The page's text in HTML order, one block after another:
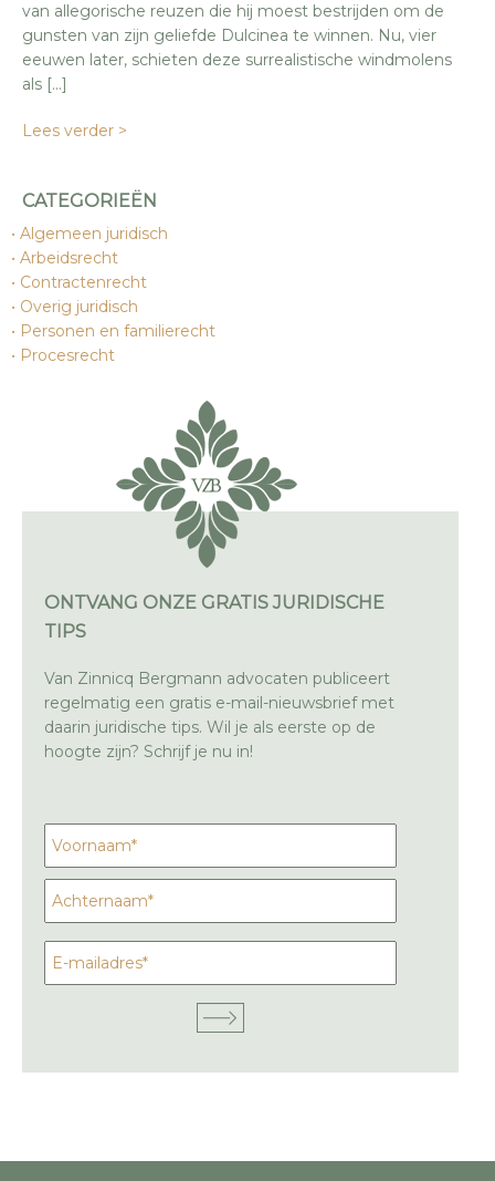
van allegorische reuzen die hij moest bestrijden om de
gunsten van zijn geliefde Dulcinea te winnen. Nu, vier
eeuwen later, schieten deze surrealistische windmolens
als […]
Lees verder >
CATEGORIEËN
Algemeen juridisch
Arbeidsrecht
Contractenrecht
Overig juridisch
Personen en familierecht
Procesrecht
ONTVANG ONZE GRATIS JURIDISCHE
TIPS
Van Zinnicq Bergmann advocaten publiceert
regelmatig een gratis e-mail-nieuwsbrief met
daarin juridische tips. Wil je als eerste op de
hoogte zijn? Schrijf je nu in!